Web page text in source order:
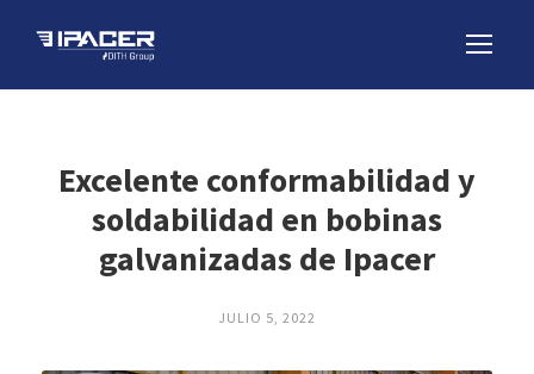
Excelente conformabilidad y
soldabilidad en bobinas
galvanizadas de Ipacer
JULIO 5, 2022